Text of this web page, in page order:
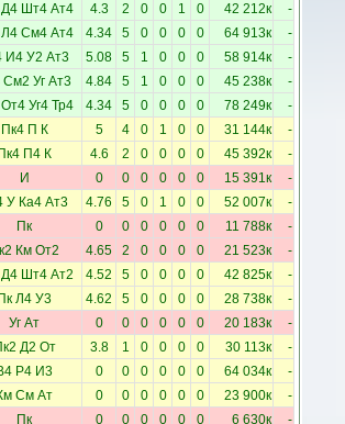
Д4 Шт4 Ат4 4.3 2 0 0 1 0 42 212к -
Л4 См4 Ат4 4.34 5 0 0 0 0 64 913к -
И4 У2 Ат3 5.08 5 1 0 0 0 58 914к -
См2 Уг Ат3 4.84 5 1 0 0 0 45 238к -
От4 Уг4 Тр4 4.34 5 0 0 0 0 78 249к -
Пк4 П К 5 4 0 1 0 0 31 144к -
Пк4 П4 К 4.6 2 0 0 0 0 45 392к -
И 0 0 0 0 0 0 15 391к -
У Ка4 Ат3 4.76 5 0 1 0 0 52 007к -
Пк 0 0 0 0 0 0 11 788к -
Км От2 4.65 2 0 0 0 0 21 523к -
Д4 Шт4 Ат2 4.52 5 0 0 0 0 42 825к -
Пк Л4 У3 4.62 5 0 0 0 0 28 738к -
Уг Ат 0 0 0 0 0 0 20 183к -
Д2 От 3.8 1 0 0 0 0 30 113к -
Р4 И3 0 0 0 0 0 0 64 034к -
См Ат 0 0 0 0 0 0 23 900к -
Пк 0 0 0 0 0 0 6 630к -